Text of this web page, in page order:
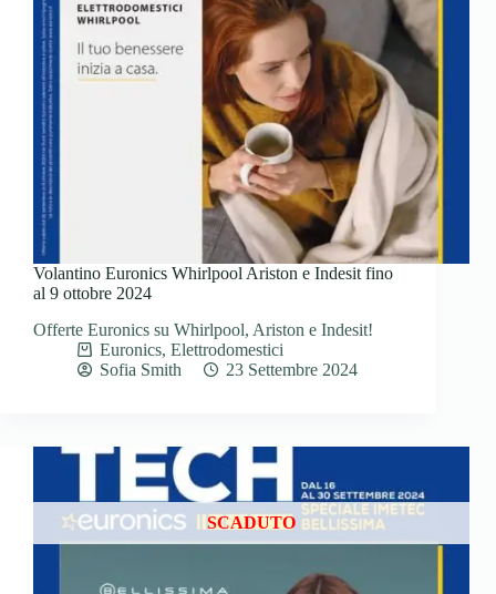
Volantino Euronics Whirlpool Ariston e Indesit fino
al 9 ottobre 2024
Offerte Euronics su Whirlpool, Ariston e Indesit!
Euronics, Elettrodomestici
Sofia Smith
23 Settembre 2024
SCADUTO